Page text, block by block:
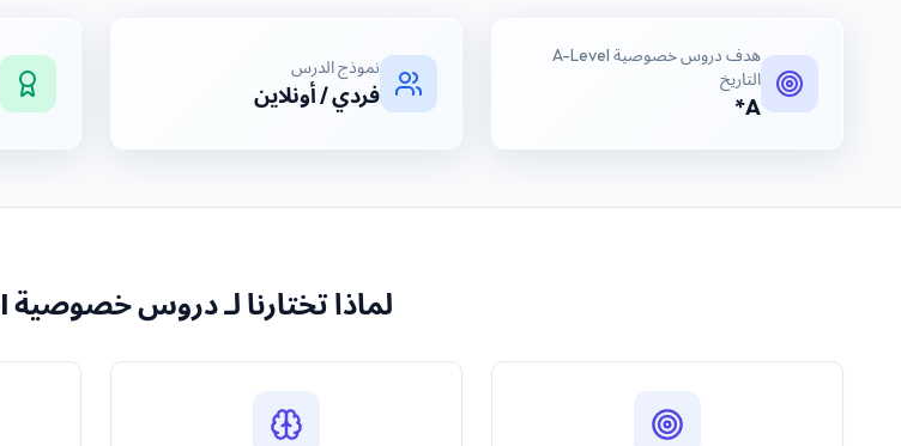
هدف
دروس خصوصية A-Level
التاريخ
A*
نموذج الدرس
فردي / أونلاين
لماذا تختارنا لـدروس خصوصية A-Level التاريخ